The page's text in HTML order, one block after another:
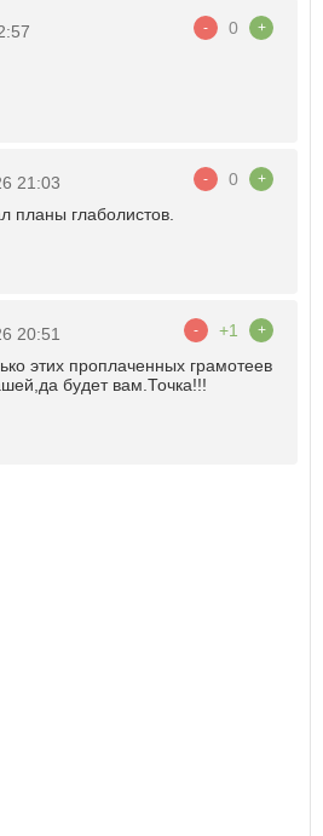
- 0 +
21:03 - 0 +
планы глаболистов.
20:51 - +1 +
этих проплаченных грамотеев
будет вам.Точка!!!